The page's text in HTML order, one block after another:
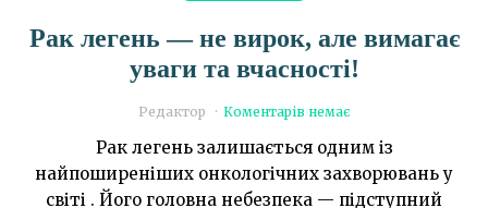
Рак легень — не вирок, але вимагає
уваги та вчасності!
Редактор Коментарів немає
Рак легень залишається одним із
найпоширеніших онкологічних захворювань у
світі . Його головна небезпека — підступний